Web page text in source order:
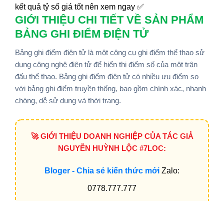
kết quả tỷ số giá tốt nên xem ngay ✅
GIỚI THIỆU CHI TIẾT VỀ SẢN PHẨM
BẢNG GHI ĐIỂM ĐIỆN TỬ
Bảng ghi điểm điện tử là một công cụ ghi điểm thể thao sử
dụng công nghệ điện tử để hiển thị điểm số của một trận
đấu thể thao. Bảng ghi điểm điện tử có nhiều ưu điểm so
với bảng ghi điểm truyền thống, bao gồm chính xác, nhanh
chóng, dễ sử dụng và thời trang.
🚀 GIỚI THIỆU DOANH NGHIỆP CỦA TÁC GIẢ
NGUYỄN HUỲNH LỘC #7LOC:
Bloger - Chia sẻ kiến thức mới Zalo:
0778.777.777